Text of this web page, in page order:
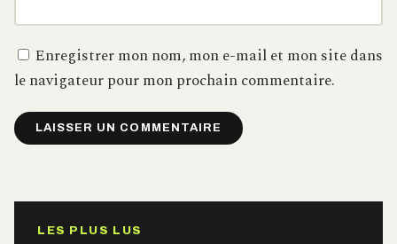
Enregistrer mon nom, mon e-mail et mon site dans
le navigateur pour mon prochain commentaire.
LES PLUS LUS